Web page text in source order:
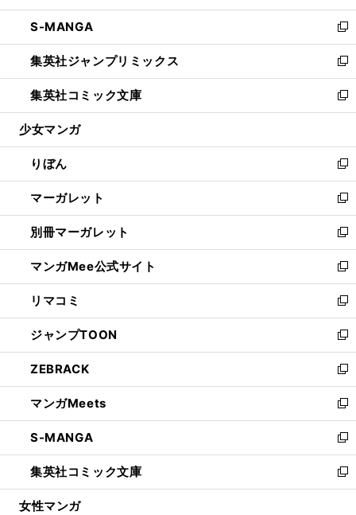
開
く
ウ
で
開
く
ン
ド
ウ
で
開
く
ウ
ィ
ン
ド
ウ
で
開
し
い
ウ
ィ
ン
ド
ウ
開
く
S-MANGA
新
し
い
ウ
ィ
ン
ウ
で
開
く
集英社ジャンプリミックス
新
し
い
ウ
ン
ド
ウ
で
開
く
集英社コミック文庫
新
し
ウ
ィ
ン
ド
ウ
で
開
く
少女マンガ
りぼん
新
し
い
ウ
ィ
ン
ド
ウ
で
開
く
マーガレット
新
し
い
ウ
ィ
ン
ド
ウ
で
開
く
別冊マーガレット
新
し
い
ウ
ィ
ン
ド
ウ
で
開
く
マンガMee公式サイト
新
し
い
ウ
ィ
ン
ド
ウ
で
開
く
リマコミ
新
し
い
ウ
ィ
ン
ド
ウ
で
開
く
ジャンプTOON
新
し
い
ウ
ィ
ン
ド
ウ
で
開
ZEBRACK
新
し
い
ウ
ィ
ン
ド
ウ
マンガMeets
新
し
い
ウ
ィ
ン
S-MANGA
新
し
い
ウ
集英社コミック文庫
新
し
女性マンガ